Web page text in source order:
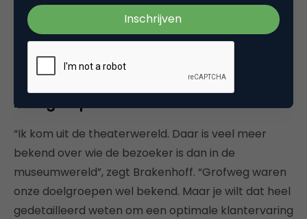
bezoeker. Via Sitecore’s dashboard kunnen de
marketeers van het Mauritshuis uitstekend
monitoren en acteren op basis van de online
bezoekerservaringen.
Doelgroepen
“Ik kom uit de theaterwereld. Daar is veel meer
bekend over wie de bezoeker is dan in de
museumwereld”, zegt Brakenhoff. “Grofweg waren
onze doelgroepen wel bekend. Maar je wilt dat heel
gedetailleerd weten om een optimale klantervaring